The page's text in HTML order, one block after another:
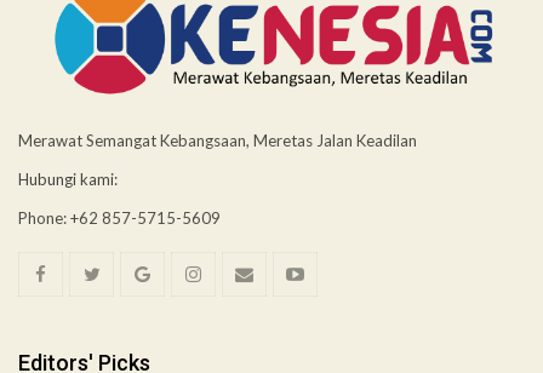
Merawat Semangat Kebangsaan, Meretas Jalan Keadilan
Hubungi kami:
Phone: +62 857-5715-5609
Editors' Picks